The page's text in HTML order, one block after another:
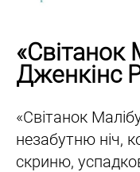
«Світанок
Дженкінс
«Світанок
незабутню ніч,
скриню,